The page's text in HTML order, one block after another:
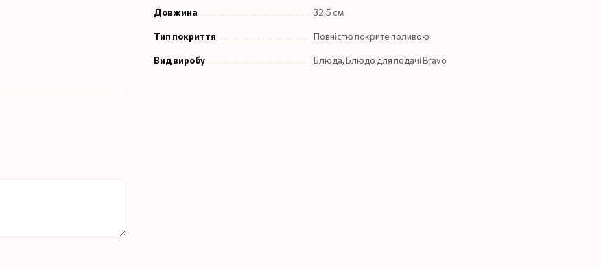
Довжина 32,5 см
Тип покриття Повністю покрите поливою
Вид виробу Блюда,Блюдо для подачі Bravo